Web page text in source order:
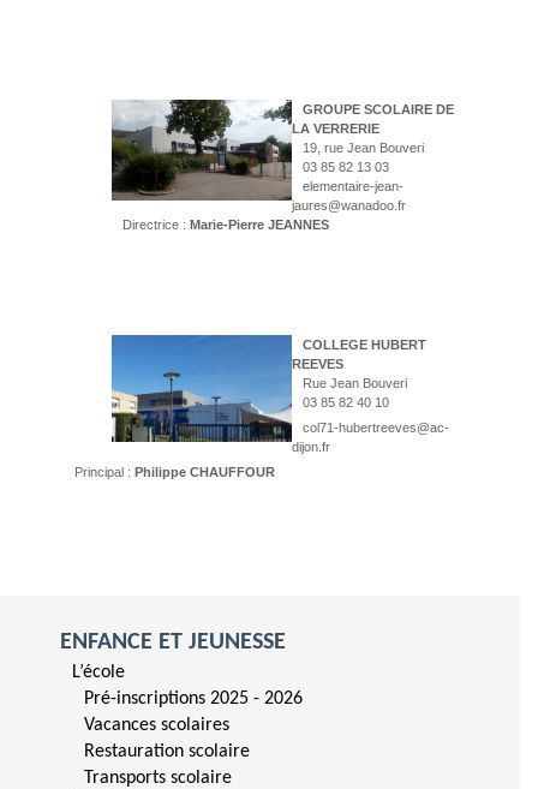
GROUPE SCOLAIRE DE
LA VERRERIE
19, rue Jean Bouveri
03 85 82 13 03
elementaire-jean-
jaures@wanadoo.fr
Directrice :Marie-Pierre JEANNES
COLLEGE HUBERT
REEVES
Rue Jean Bouveri
03 85 82 40 10
col71-hubertreeves@ac-
dijon.fr
Principal :Philippe CHAUFFOUR
ENFANCE ET JEUNESSE
L’école
Pré-inscriptions 2025 - 2026
Vacances scolaires
Restauration scolaire
Transports scolaire